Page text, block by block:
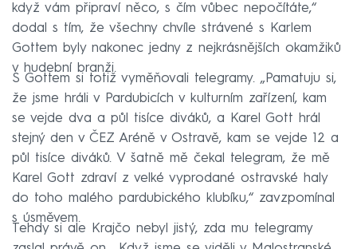
když vám připraví něco, s čím vůbec nepočítáte,“
dodal s tím, že všechny chvíle strávené s Karlem
Gottem byly nakonec jedny z nejkrásnějších okamžiků
v hudební branži.
S Gottem si totiž vyměňovali telegramy. „Pamatuju si,
že jsme hráli v Pardubicích v kulturním zařízení, kam
se vejde dva a půl tisíce diváků, a Karel Gott hrál
stejný den v ČEZ Aréně v Ostravě, kam se vejde 12 a
půl tisíce diváků. V šatně mě čekal telegram, že mě
Karel Gott zdraví z velké vyprodané ostravské haly
do toho malého pardubického klubíku,“ zavzpomínal
s úsměvem.
Tehdy si ale Krajčo nebyl jistý, zda mu telegramy